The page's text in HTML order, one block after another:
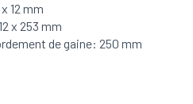
12 mm
x 253 mm
de gaine: 250 mm